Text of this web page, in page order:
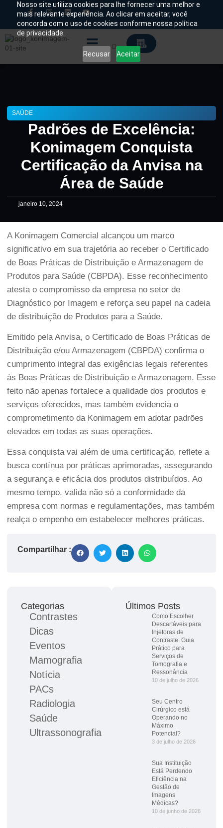
Nosso site utiliza cookies para lhe fornecer uma melhor e
mais relevante experiência. Ao clicar em aceitar, você
concorda com o uso de cookies conforme nossa política
de privacidade.
Recusar Aceitar
SAÚDE
Padrões de Excelência:
Konimagem Conquista
Certificação da Anvisa na
Área de Saúde
janeiro 10, 2024
A Konimagem Comercial alcançou um marco
significativo em sua trajetória ao receber o Certificado
de Boas Práticas de Distribuição e Armazenagem de
Produtos para Saúde (CBPDA). Esse reconhecimento
atesta o compromisso da empresa no setor de
Diagnóstico por Imagem e reforça seu papel na cadeia
de distribuição de Produtos para a Saúde.
Emitido pela Anvisa, o Certificado de Boas Práticas de
Distribuição e/ou Armazenagem (CBPDA) confirma o
cumprimento integral das exigências legais referentes
às Boas Práticas de Distribuição e Armazenagem. Esse
feito não apenas fortalece a qualidade dos produtos e
serviços oferecidos, mas também evidencia o
comprometimento da Konimagem em adotar padrões
elevados em todas as suas operações.
Essa conquista vai além de uma certificação, reflete a
busca contínua por práticas aprimoradas, assegurando
a segurança e eficácia dos produtos distribuídos. Ao
mesmo tempo, valida não só a conformidade da
empresa com normas e regulamentações, mas também
realça o empenho em estabelecer melhores práticas.
Compartilhar :
Categorias
Contrastes
Dicas
Eventos
Mamografia
Notícia
PACs
Radiologia
Saúde
Ultrassonografia
Últimos Posts
Como Escolher
Descartáveis para
Injetoras de
Contraste: Guia
Prático para
Serviços de
Tomografia e
Ressonância
10 de julho de 2026
Seu Centro
Cirúrgico está
Operando no
Máximo
Potencial?
3 de julho de 2026
Sua Instituição
Está Perdendo
Eficiência na
Gestão de
Imagens
Médicas?
10 de junho de 2026